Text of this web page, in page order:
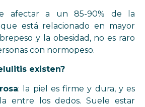
afectar a un 85-90% de la
está relacionado en mayor
y la obesidad, no es raro
con normopeso.
existen?
: la piel es firme y dura, y es
entre los dedos. Suele estar